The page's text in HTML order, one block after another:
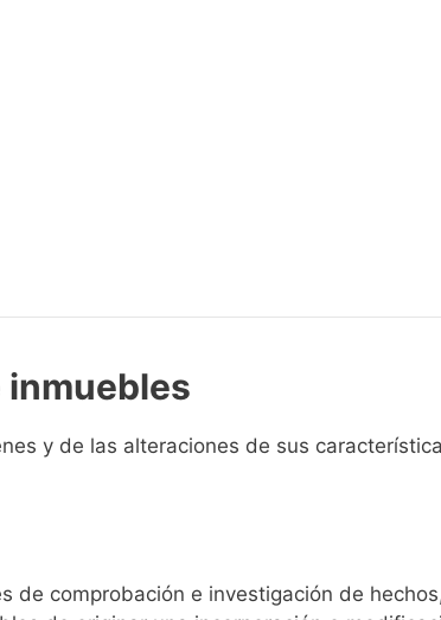
y de las alteraciones de sus
de comprobación e investigación de